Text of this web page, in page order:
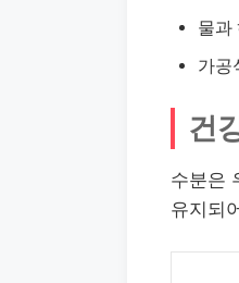
물과
가공
건
수분은
유지되